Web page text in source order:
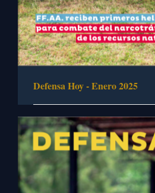
Defensa Hoy - Enero 2025